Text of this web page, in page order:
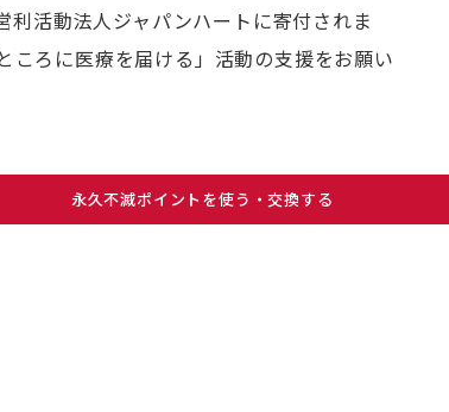
活動法人ジャパンハートに寄付されま
ころに医療を届ける」活動の支援をお願い
永久不滅ポイントを使う・交換する